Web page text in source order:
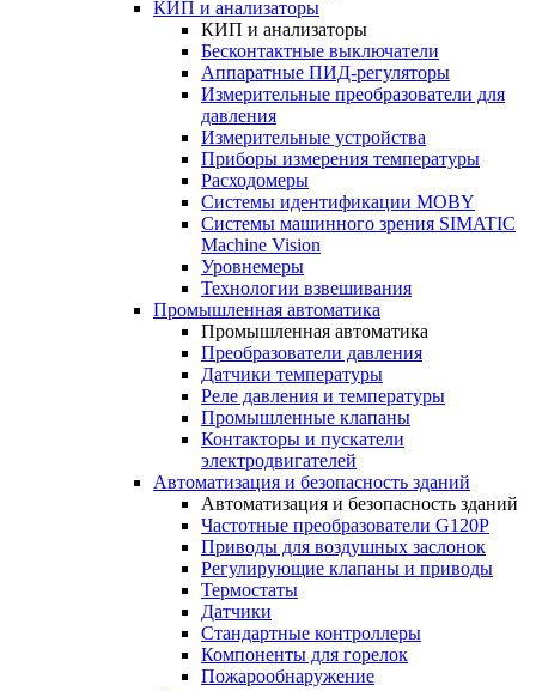
КИП и анализаторы
КИП и анализаторы
Бесконтактные выключатели
Аппаратные ПИД-регуляторы
Измерительные преобразователи для
давления
Измерительные устройства
Приборы измерения температуры
Расходомеры
Системы идентификации MOBY
Системы машинного зрения SIMATIC
Machine Vision
Уровнемеры
Технологии взвешивания
Промышленная автоматика
Промышленная автоматика
Преобразователи давления
Датчики температуры
Реле давления и температуры
Промышленные клапаны
Контакторы и пускатели
электродвигателей
Автоматизация и безопасность зданий
Автоматизация и безопасность зданий
Частотные преобразователи G120P
Приводы для воздушных заслонок
Регулирующие клапаны и приводы
Термостаты
Датчики
Стандартные контроллеры
Компоненты для горелок
Пожарообнаружение